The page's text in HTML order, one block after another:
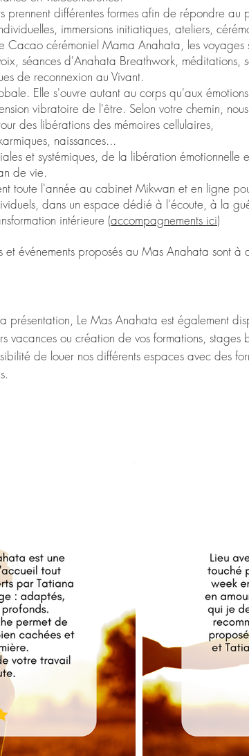
prennent différentes formes afin de répondre au
immersions initiatiques, ateliers,
Cacao cérémoniel Mama Anahata, les voyages
séances d'Anahata Breathwork, méditations,
de reconnexion au Vivant.
Elle s'ouvre autant au corps qu'aux
vibratoire de l'être. Selon votre chemin,
des libérations des mémoires cellulaires,
naissances...
et systémiques, de la libération émotionnelle
de vie.
toute l'année au cabinet Mikwan et en ligne
dans un espace dédié à l'écoute, à la
intérieure (accompagnements ici)
et événements proposés au Mas Anahata sont à
présentation, Le Mas Anahata est également
vacances ou création de vos formations, stages
de louer nos différents espaces avec des